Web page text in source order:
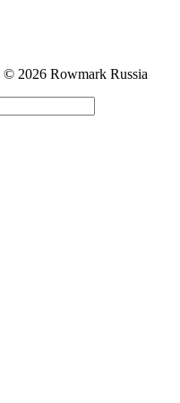
© 2026 Rowmark Russia